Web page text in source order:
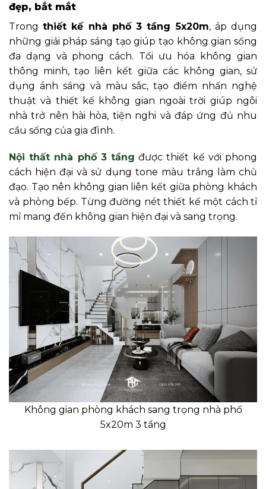
đẹp, bắt mắt
Trongthiết kế nhà phố 3 tầng 5x20m, áp dụng
những giải pháp sáng tạo giúp tạo không gian sống
đa dạng và phong cách. Tối ưu hóa không gian
thông minh, tạo liên kết giữa các không gian, sử
dụng ánh sáng và màu sắc, tạo điểm nhấn nghệ
thuật và thiết kế không gian ngoài trời giúp ngôi
nhà trở nên hài hòa, tiện nghi và đáp ứng đủ nhu
cầu sống của gia đình.
Nội thất nhà phố 3 tầng được thiết kế với phong
cách hiện đại và sử dụng tone màu trắng làm chủ
đạo. Tạo nên không gian liên kết giữa phòng khách
và phòng bếp. Từng đường nét thiết kế một cách tỉ
mỉ mang đến không gian hiện đại và sang trọng.
Không gian phòng khách sang trọng nhà phố
5x20m 3 tầng